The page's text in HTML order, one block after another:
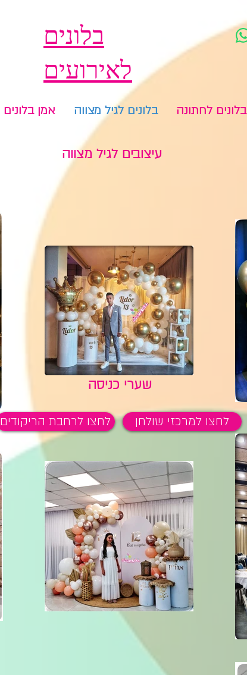
בלונים
לאירועים
בלונים לחתונה בלונים לגיל מצווה אמן בלונים
עיצובים לגיל מצווה
שערי כניסה
לחצו לרחבת הריקודים לחצו למרכזי שולחן